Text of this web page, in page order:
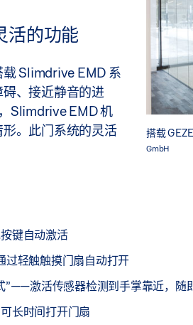
搭载
GmbH
活的功能
Slimdrive EMD 系
、接近静音的进
Slimdrive EMD 机
。此门系统的灵活
键自动激活
过轻触触摸门扇自动打开
”——激活传感器检测到手掌靠近，随
长时间打开门扇